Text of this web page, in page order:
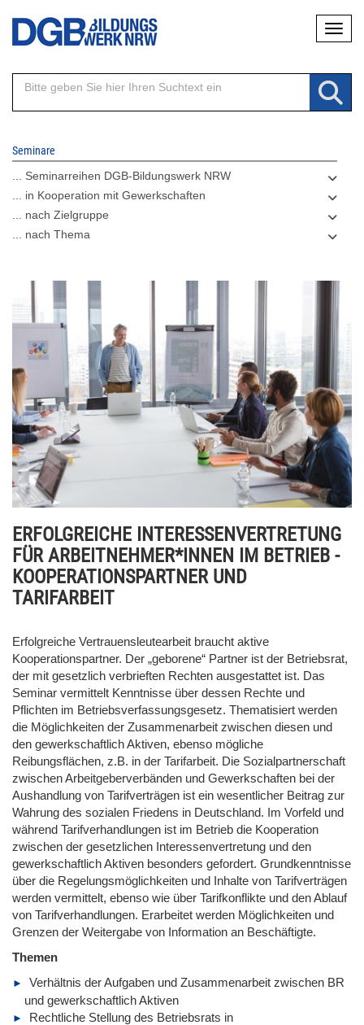
Direkt
Inhalt
Seminare
... Seminarreihen DGB-Bildungswerk NRW
... in Kooperation mit Gewerkschaften
... nach Zielgruppe
... nach Thema
ERFOLGREICHE INTERESSENVERTRETUNG
FÜR ARBEITNEHMER*INNEN IM BETRIEB -
KOOPERATIONSPARTNER UND
TARIFARBEIT
Erfolgreiche Vertrauensleutearbeit braucht aktive
Kooperationspartner. Der „geborene“ Partner ist der Betriebsrat,
der mit gesetzlich verbrieften Rechten ausgestattet ist. Das
Seminar vermittelt Kenntnisse über dessen Rechte und
Pflichten im Betriebsverfassungsgesetz. Thematisiert werden
die Möglichkeiten der Zusammenarbeit zwischen diesen und
den gewerkschaftlich Aktiven, ebenso mögliche
Reibungsflächen, z.B. in der Tarifarbeit. Die Sozialpartnerschaft
zwischen Arbeitgeberverbänden und Gewerkschaften bei der
Aushandlung von Tarifverträgen ist ein wesentlicher Beitrag zur
Wahrung des sozialen Friedens in Deutschland. Im Vorfeld und
während Tarifverhandlungen ist im Betrieb die Kooperation
zwischen der gesetzlichen Interessenvertretung und den
gewerkschaftlich Aktiven besonders gefordert. Grundkenntnisse
über die Regelungsmöglichkeiten und Inhalte von Tarifverträgen
werden vermittelt, ebenso wie über Tarifkonflikte und den Ablauf
von Tarifverhandlungen. Erarbeitet werden Möglichkeiten und
Grenzen der Weitergabe von Information an Beschäftigte.
Themen
Verhältnis der Aufgaben und Zusammenarbeit zwischen BR
und gewerkschaftlich Aktiven
Rechtliche Stellung des Betriebsrats in